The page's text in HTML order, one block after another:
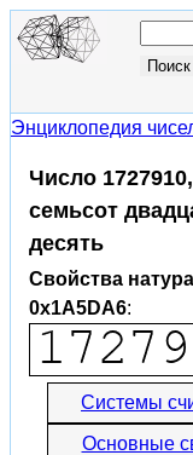
Энциклопедия
Число
семьсот
десять
Свойства
0x1A5DA6:
Системы
Основные